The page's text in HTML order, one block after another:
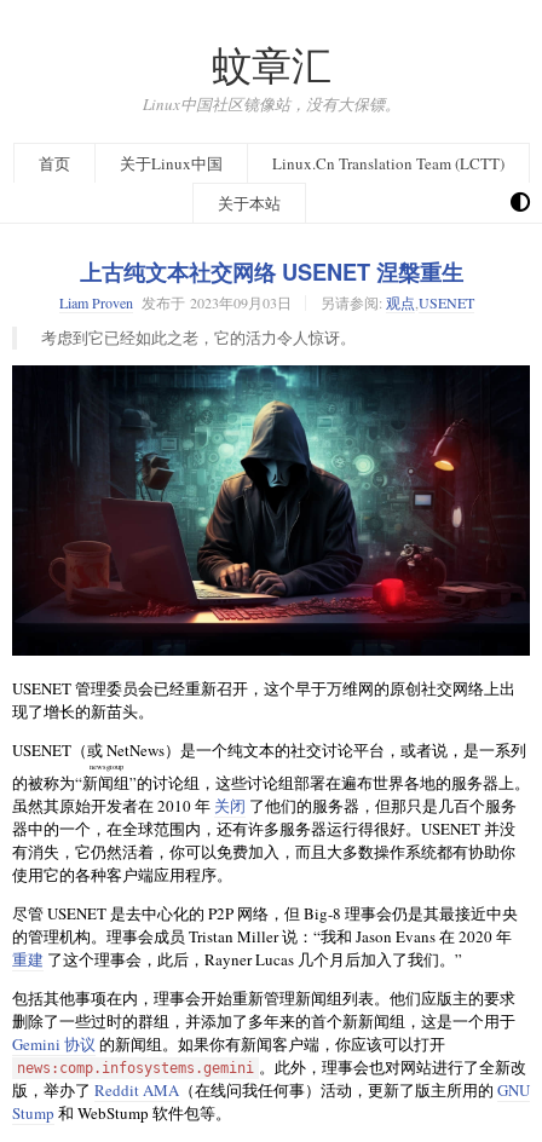
蚊章汇
Linux中国社区镜像站，没有大保镖。
首页 关于Linux中国
Linux.Cn Translation Team (LCTT)
关于本站
上古纯文本社交网络 USENET 涅槃重生
Liam Proven 发布于 2023年09月03日 另请参阅: 观点 USENET
考虑到它已经如此之老，它的活力令人惊讶。
USENET 管理委员会已经重新召开，这个早于万维网的原创社交网络上出
现了增长的新苗头。
USENET（或 NetNews）是一个纯文本的社交讨论平台，或者说，是一系列
的被称为“新闻组
newsgroup
”的讨论组，这些讨论组部署在遍布世界各地的服务器上。
虽然其原始开发者在 2010 年 关闭 了他们的服务器，但那只是几百个服务
器中的一个，在全球范围内，还有许多服务器运行得很好。USENET 并没
有消失，它仍然活着，你可以免费加入，而且大多数操作系统都有协助你
使用它的各种客户端应用程序。
尽管 USENET 是去中心化的 P2P 网络，但 Big-8 理事会仍是其最接近中央
的管理机构。理事会成员 Tristan Miller 说：“我和 Jason Evans 在 2020 年
重建 了这个理事会，此后，Rayner Lucas 几个月后加入了我们。”
包括其他事项在内，理事会开始重新管理新闻组列表。他们应版主的要求
删除了一些过时的群组，并添加了多年来的首个新新闻组，这是一个用于
Gemini 协议 的新闻组。如果你有新闻客户端，你应该可以打开
news:comp.infosystems.gemini 。此外，理事会也对网站进行了全新改
版，举办了 Reddit AMA （在线问我任何事）活动，更新了版主所用的 GNU
Stump 和 WebStump 软件包等。